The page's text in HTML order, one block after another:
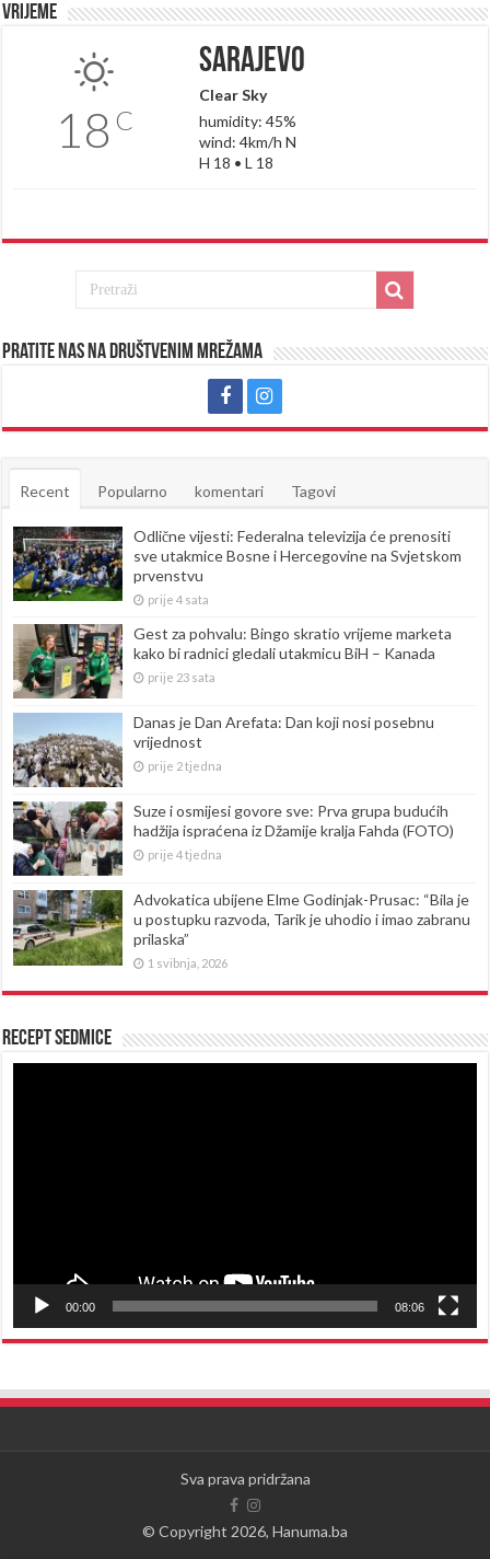
Vrijeme
18 C
Sarajevo
Clear Sky
humidity: 45%
wind: 4km/h N
H 18 • L 18
Pratite nas na društvenim mrežama
Recent Popularno komentari Tagovi
Odlične vijesti: Federalna televizija će prenositi
sve utakmice Bosne i Hercegovine na Svjetskom
prvenstvu
prije 4 sata
Gest za pohvalu: Bingo skratio vrijeme marketa
kako bi radnici gledali utakmicu BiH – Kanada
prije 23 sata
Danas je Dan Arefata: Dan koji nosi posebnu
vrijednost
prije 2 tjedna
Suze i osmijesi govore sve: Prva grupa budućih
hadžija ispraćena iz Džamije kralja Fahda (FOTO)
prije 4 tjedna
Advokatica ubijene Elme Godinjak-Prusac: “Bila je
u postupku razvoda, Tarik je uhodio i imao zabranu
prilaska”
1 svibnja, 2026
Recept sedmice
00:00 08:06
Sva prava pridržana
© Copyright 2026, Hanuma.ba